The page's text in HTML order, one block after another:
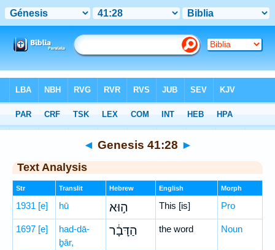
Hebrew> Genesis 41:28
◄ Genesis 41:28 ►
Text Analysis
Str Translit Hebrew English Morph
1931 [e] hū ה֣וּא This [is] Pro
1697 [e]
had-dā-
ḇār,
הַדָּבָ֔ר the word Noun